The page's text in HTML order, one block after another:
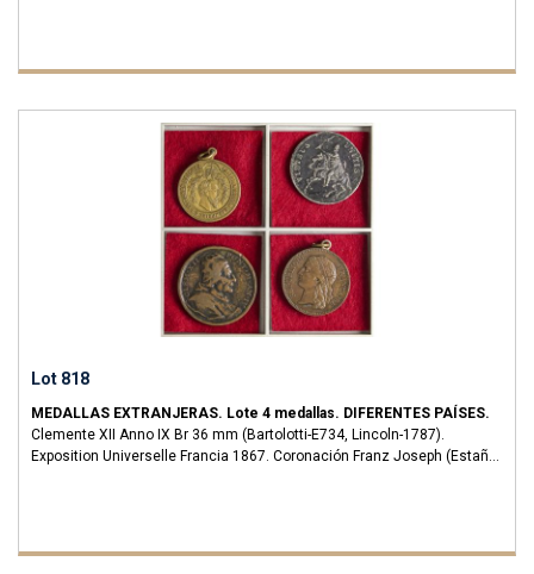
Lot 818
MEDALLAS EXTRANJERAS. Lote 4 medallas. DIFERENTES PAÍSES.
Clemente XII Anno IX Br 36 mm (Bartolotti-E734, Lincoln-1787).
Exposition Universelle Francia 1867. Coronación Franz Joseph (Estaño)